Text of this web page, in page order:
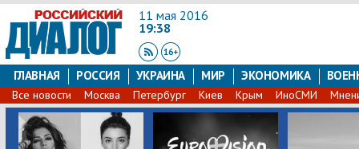
11 мая 2016
19:38
ГЛАВНАЯ РОССИЯ УКРАИНА МИР ЭКОНОМИКА
Все новости Москва Петербург Киев Крым ИноСМИ